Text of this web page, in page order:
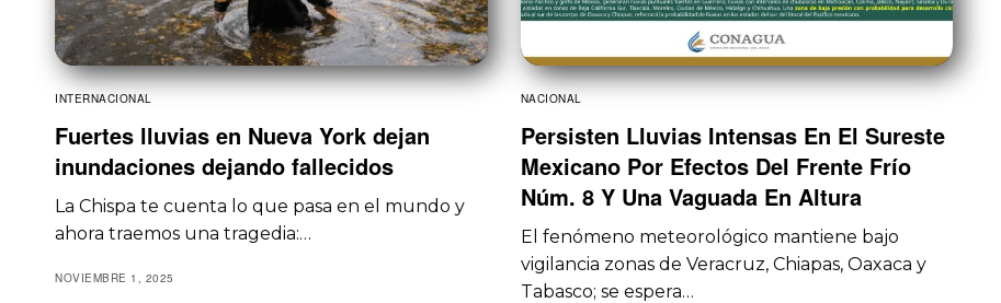
INTERNACIONAL
Fuertes lluvias en Nueva York dejan
inundaciones dejando fallecidos
La Chispa te cuenta lo que pasa en el mundo y
ahora traemos una tragedia:…
NOVIEMBRE 1, 2025
NACIONAL
Persisten Lluvias Intensas En El Sureste
Mexicano Por Efectos Del Frente Frío
Núm. 8 Y Una Vaguada En Altura
El fenómeno meteorológico mantiene bajo
vigilancia zonas de Veracruz, Chiapas, Oaxaca y
Tabasco; se espera…